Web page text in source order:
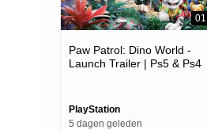
Paw Patrol: Dino World -
Launch Trailer | Ps5 & Ps4
PlayStation
5 dagen geleden